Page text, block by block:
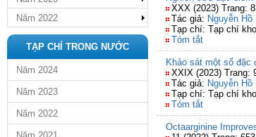
Năm 2022
TẠP CHÍ TRONG NƯỚC
Năm 2024
Năm 2023
Năm 2022
XXX (2023) Trang:
Tác giả: Nguyễn Hồ
Tạp chí: Tạp chí
Tóm tắt
Khảo sát một số đặc
XXIX (2023) Trang:
Tác giả: Nguyễn Hồ
Tạp chí: Tạp chí
Tóm tắt
Octaarginine